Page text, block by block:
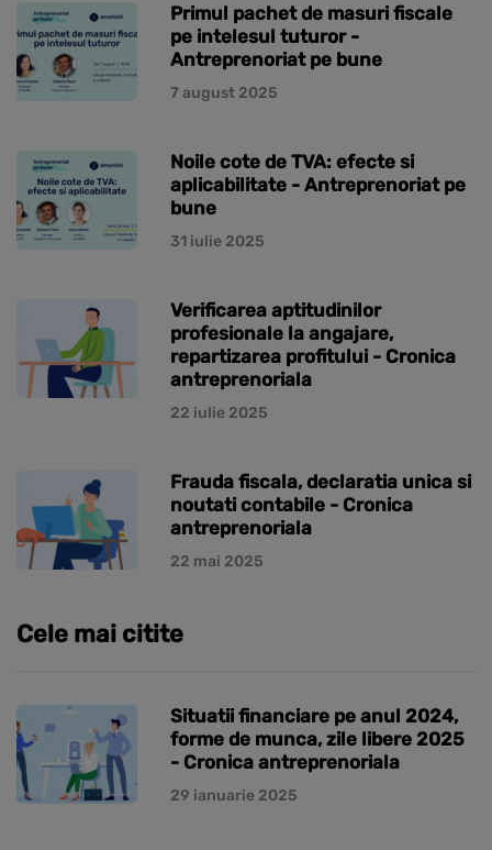
Primul pachet de masuri fiscale
pe intelesul tuturor -
Antreprenoriat pe bune
7 august 2025
Noile cote de TVA: efecte si
aplicabilitate - Antreprenoriat pe
bune
31 iulie 2025
Verificarea aptitudinilor
profesionale la angajare,
repartizarea profitului - Cronica
antreprenoriala
22 iulie 2025
Frauda fiscala, declaratia unica si
noutati contabile - Cronica
antreprenoriala
22 mai 2025
Cele mai citite
Situatii financiare pe anul 2024,
forme de munca, zile libere 2025
- Cronica antreprenoriala
29 ianuarie 2025